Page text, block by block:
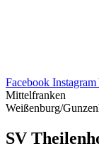
Facebook Instagram
Mittelfranken
Weißenburg/
SV